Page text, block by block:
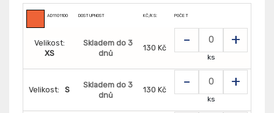
AD1101100 DOSTUPNOST KČ/KS: POČET
Velikost:
XS
Skladem do 3
dnů
130 Kč - +
ks
Velikost: S
Skladem do 3
dnů
130 Kč - +
ks